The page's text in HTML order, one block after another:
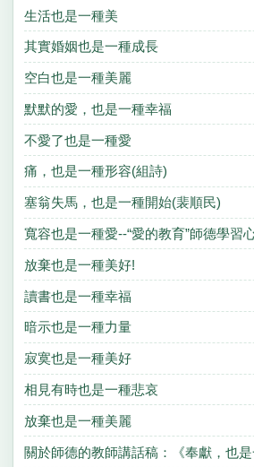
生活也是一種美
其實婚姻也是一種成長
空白也是一種美麗
默默的愛，也是一種幸福
不愛了也是一種愛
痛，也是一種形容(組詩)
塞翁失馬，也是一種開始(裴順民)
寬容也是一種愛--“愛的教育”師德學習
放棄也是一種美好!
讀書也是一種幸福
暗示也是一種力量
寂寞也是一種美好
相見有時也是一種悲哀
放棄也是一種美麗
關於師德的教師講話稿：《奉獻，也是